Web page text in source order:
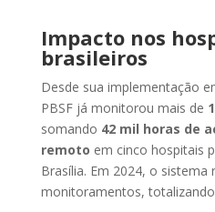
Impacto nos
brasileiros
Desde sua implementação
PBSF já monitorou mais de
somando 42 mil horas de
remoto em cinco hospitais
Brasília. Em 2024, o sistema
monitoramentos,